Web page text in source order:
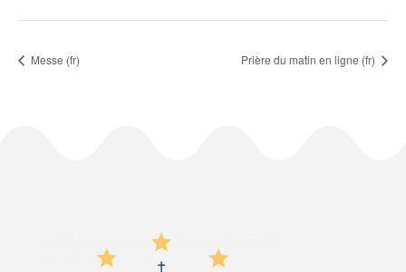
Messe (fr) Prière du matin en ligne (fr)